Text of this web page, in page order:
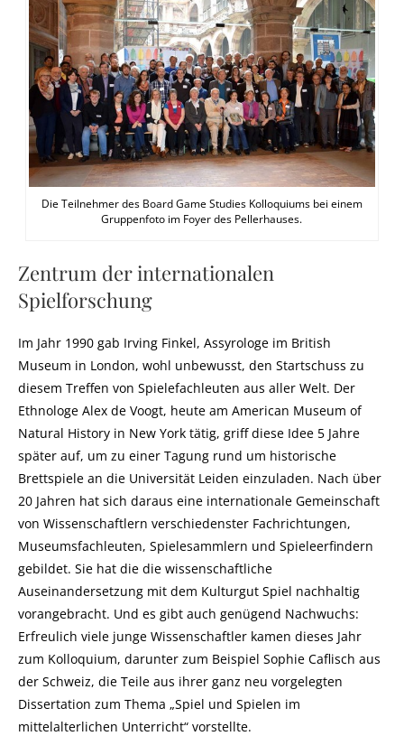
Die Teilnehmer des Board Game Studies Kolloquiums bei einem
Gruppenfoto im Foyer des Pellerhauses.
Zentrum der internationalen
Spielforschung
Im Jahr 1990 gab Irving Finkel, Assyrologe im British
Museum in London, wohl unbewusst, den Startschuss zu
diesem Treffen von Spielefachleuten aus aller Welt. Der
Ethnologe Alex de Voogt, heute am American Museum of
Natural History in New York tätig, griff diese Idee 5 Jahre
später auf, um zu einer Tagung rund um historische
Brettspiele an die Universität Leiden einzuladen. Nach über
20 Jahren hat sich daraus eine internationale Gemeinschaft
von Wissenschaftlern verschiedenster Fachrichtungen,
Museumsfachleuten, Spielesammlern und Spieleerfindern
gebildet. Sie hat die die wissenschaftliche
Auseinandersetzung mit dem Kulturgut Spiel nachhaltig
vorangebracht. Und es gibt auch genügend Nachwuchs:
Erfreulich viele junge Wissenschaftler kamen dieses Jahr
zum Kolloquium, darunter zum Beispiel Sophie Caflisch aus
der Schweiz, die Teile aus ihrer ganz neu vorgelegten
Dissertation zum Thema „Spiel und Spielen im
mittelalterlichen Unterricht“ vorstellte.